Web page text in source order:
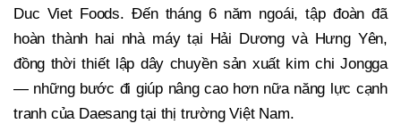
Duc Viet Foods. Đến tháng 6 năm ngoái, tập đoàn đã
hoàn thành hai nhà máy tại Hải Dương và Hưng Yên,
đồng thời thiết lập dây chuyền sản xuất kim chi Jongga
— những bước đi giúp nâng cao hơn nữa năng lực cạnh
tranh của Daesang tại thị trường Việt Nam.